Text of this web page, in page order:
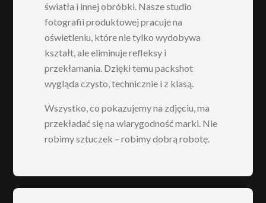
światła i innej obróbki. Nasze studio
fotografii produktowej pracuje na
oświetleniu, które nie tylko wydobywa
kształt, ale eliminuje refleksy i
przekłamania. Dzięki temu packshot
wygląda czysto, technicznie i z klasą.
Wszystko, co pokazujemy na zdjęciu, ma
przekładać się na wiarygodność marki. Nie
robimy sztuczek – robimy dobrą robotę.